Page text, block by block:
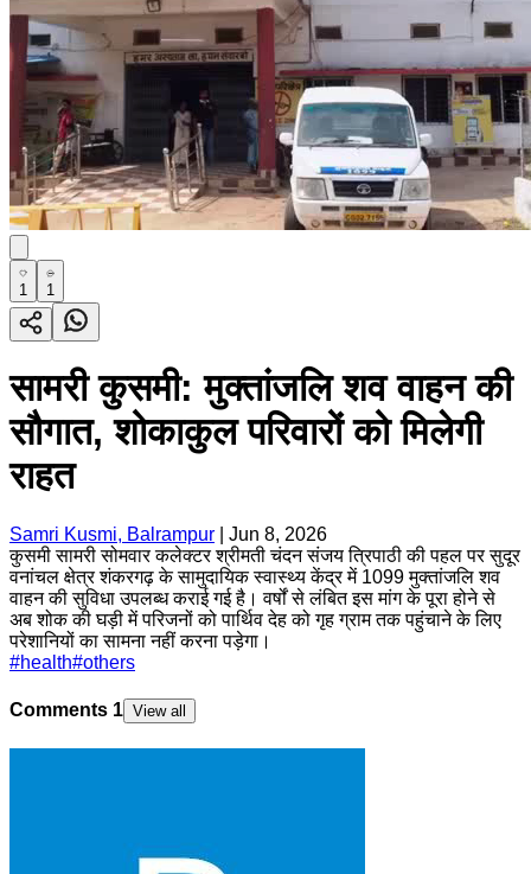
1 1
सामरी कुसमी: मुक्तांजलि शव वाहन की
सौगात, शोकाकुल परिवारों को मिलेगी
राहत
Samri Kusmi, Balrampur
Jun 8, 2026
कुसमी सामरी सोमवार कलेक्टर श्रीमती चंदन संजय त्रिपाठी की पहल पर सुदूर
वनांचल क्षेत्र शंकरगढ़ के सामुदायिक स्वास्थ्य केंद्र में 1099 मुक्तांजलि शव
वाहन की सुविधा उपलब्ध कराई गई है। वर्षों से लंबित इस मांग के पूरा होने से
अब शोक की घड़ी में परिजनों को पार्थिव देह को गृह ग्राम तक पहुंचाने के लिए
परेशानियों का सामना नहीं करना पड़ेगा।
#health#others
Comments 1 View all